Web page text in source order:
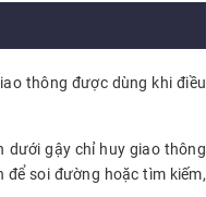
thông được dùng khi điều
dưới gậy chỉ huy giao thông
để soi đường hoặc tìm kiếm,